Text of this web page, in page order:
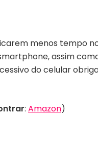
menos tempo
assim
do celular
: Amazon)